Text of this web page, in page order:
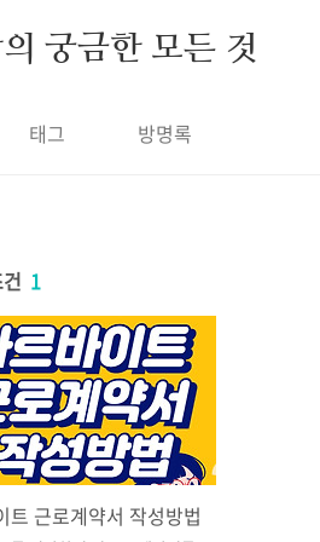
궁금한 모든 것
태그 방명록
1
트 근로계약서 작성방법